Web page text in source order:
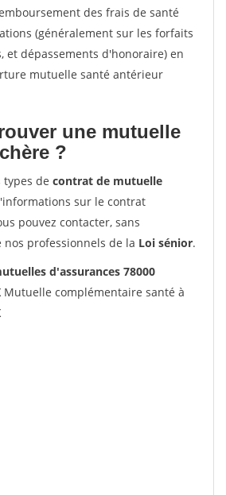
des frais de santé
(généralement sur les forfaits
et dépassements d'honoraire) en
mutuelle santé antérieur
une mutuelle
?
de contrat de mutuelle
sur le contrat
pouvez contacter, sans
nos professionnels de la Loi sénior.
d'assurances 78000
Mutuelle complémentaire santé à